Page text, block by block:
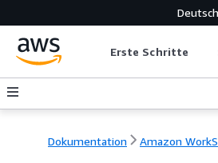
Deutsch
Erste Schritte
Dokumentation Amazon